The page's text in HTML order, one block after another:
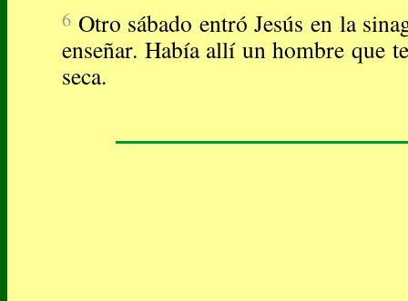
6 Otro sábado entró Jesús en la
enseñar. Había allí un hombre que
seca.